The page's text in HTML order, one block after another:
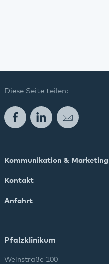
Diese Seite teilen:
FacebookLinkedInE-Mail
Kommunikation & Marketing
Kontakt
Anfahrt
Pfalzklinikum
Weinstraße 100